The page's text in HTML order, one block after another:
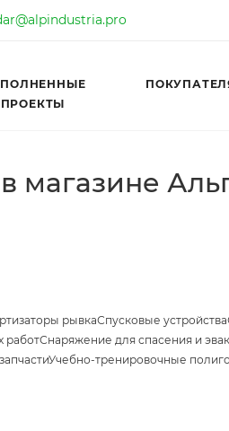
ПРОЕКТЫ
магазине
рывкаСпусковые устройства
работСнаряжение для спасения и
Учебно-тренировочные